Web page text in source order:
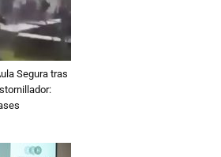
Segura tras